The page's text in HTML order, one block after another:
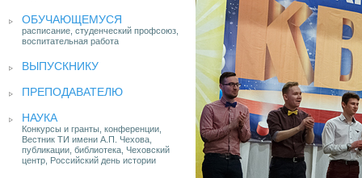
ОБУЧАЮЩЕМУСЯ
расписание, студенческий профсоюз,
воспитательная работа
ВЫПУСКНИКУ
ПРЕПОДАВАТЕЛЮ
НАУКА
Конкурсы и гранты, конференции,
Вестник ТИ имени А.П. Чехова,
публикации, библиотека, Чеховский
центр, Российский день истории